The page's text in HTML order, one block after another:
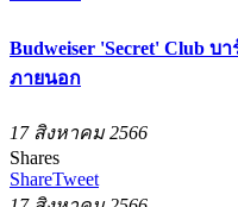
Budweiser 'Secret' Club
ภายนอก
17 สิงหาคม 2566
Shares
ShareTweet